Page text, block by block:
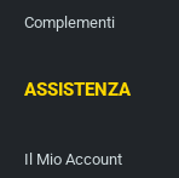
Complementi
ASSISTENZA
Il Mio Account